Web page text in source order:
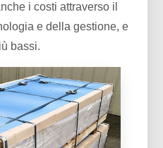
i costi attraverso il
e della gestione, e
bassi.